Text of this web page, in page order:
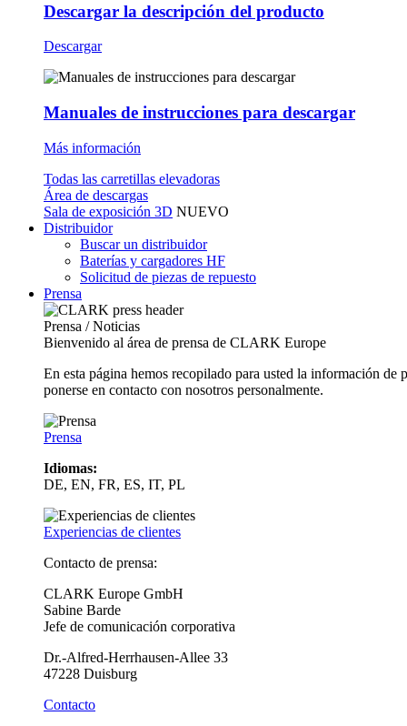
Descargar la descripción del producto
Descargar
Manuales de instrucciones para descargar
Más información
Todas las carretillas elevadoras
Área de descargas
Sala de exposición 3D NUEVO
Distribuidor
Buscar un distribuidor
Baterías y cargadores HF
Solicitud de piezas de repuesto
Prensa
Prensa / Noticias
Bienvenido al área de prensa de CLARK Europe
En esta página hemos recopilado para usted la información
ponerse en contacto con nosotros personalmente.
Prensa
Idiomas:
DE, EN, FR, ES, IT, PL
Experiencias de clientes
Contacto de prensa:
CLARK Europe GmbH
Sabine Barde
Jefe de comunicación corporativa
Dr.-Alfred-Herrhausen-Allee 33
47228 Duisburg
Contacto